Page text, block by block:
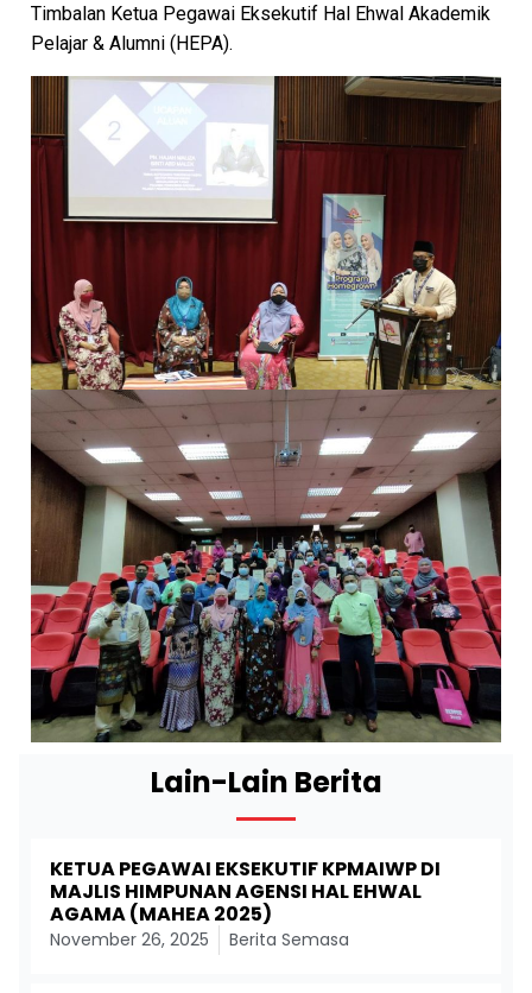
Timbalan Ketua Pegawai Eksekutif Hal Ehwal Akademik
Pelajar & Alumni (HEPA).
Lain-Lain Berita
KETUA PEGAWAI EKSEKUTIF KPMAIWP DI
MAJLIS HIMPUNAN AGENSI HAL EHWAL
AGAMA (MAHEA 2025)
November 26, 2025 Berita Semasa